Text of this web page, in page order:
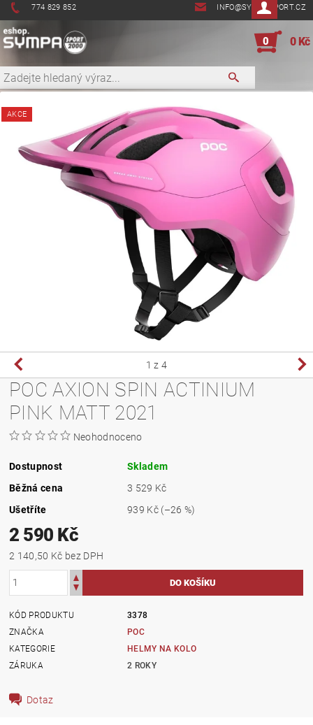
774 829 852 INFO@SYMPASPORT.CZ
0 0 Kč
AKCE
1 z 4
POC AXION SPIN ACTINIUM
PINK MATT 2021
Neohodnoceno
Dostupnost
Skladem
Běžná cena
3 529 Kč
Ušetříte
939 Kč (–26 %)
2 590 Kč
2 140,50 Kč bez DPH
KÓD PRODUKTU
3378
ZNAČKA
POC
KATEGORIE
HELMY NA KOLO
ZÁRUKA
2 ROKY
Dotaz